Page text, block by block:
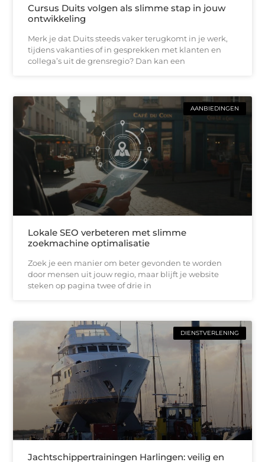
Cursus Duits volgen als slimme stap in jouw
ontwikkeling
Merk je dat Duits steeds vaker terugkomt in je werk,
tijdens vakanties of in gesprekken met klanten en
collega’s uit de grensregio? Dan kan een
AANBIEDINGEN
Lokale SEO verbeteren met slimme
zoekmachine optimalisatie
Zoek je een manier om beter gevonden te worden
door mensen uit jouw regio, maar blijft je website
steken op pagina twee of drie in
DIENSTVERLENING
Jachtschippertrainingen Harlingen: veilig en